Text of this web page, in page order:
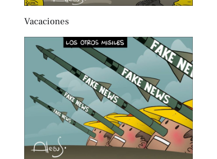
Vacaciones